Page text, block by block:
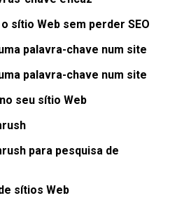
sítio Web sem perder SEO
palavra-chave num site
palavra-chave num site
seu sítio Web
para pesquisa de
sítios Web